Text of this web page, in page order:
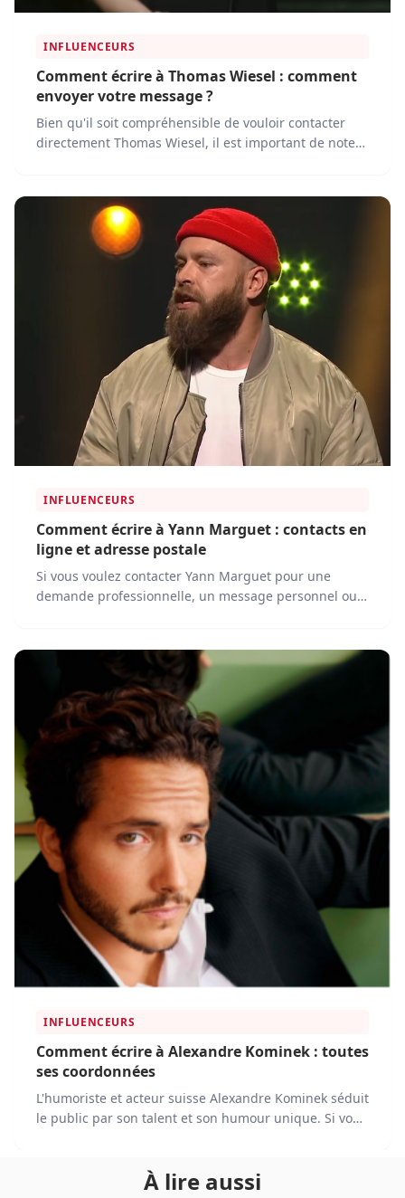
INFLUENCEURS
Comment écrire à Thomas Wiesel : comment
envoyer votre message ?
Bien qu'il soit compréhensible de vouloir contacter
directement Thomas Wiesel, il est important de noter
mail ou son numéro de téléphone, au public.
INFLUENCEURS
Comment écrire à Yann Marguet : contacts en
ligne et adresse postale
Si vous voulez contacter Yann Marguet pour une
demande professionnelle, un message personnel ou
INFLUENCEURS
Comment écrire à Alexandre Kominek : toutes
ses coordonnées
L'humoriste et acteur suisse Alexandre Kominek séduit
le public par son talent et son humour unique. Si vous
À lire aussi